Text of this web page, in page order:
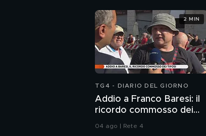
TG4 - DIARIO DEL GIORNO
Addio a Franco Baresi: il
ricordo commosso dei
04 ago | Rete 4
2 MIN